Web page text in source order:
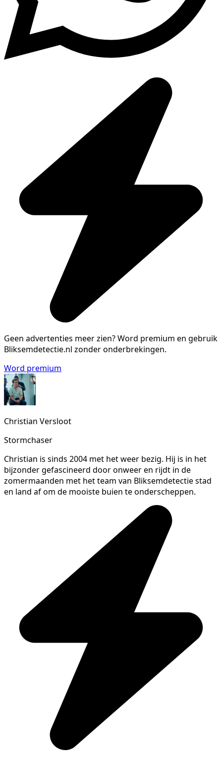
Geen advertenties meer zien?Word premium en gebruik
Bliksemdetectie.nl zonder onderbrekingen.
Word premium
Christian Versloot
Stormchaser
Christian is sinds 2004 met het weer bezig. Hij is in het
bijzonder gefascineerd door onweer en rijdt in de
zomermaanden met het team van Bliksemdetectie stad
en land af om de mooiste buien te onderscheppen.